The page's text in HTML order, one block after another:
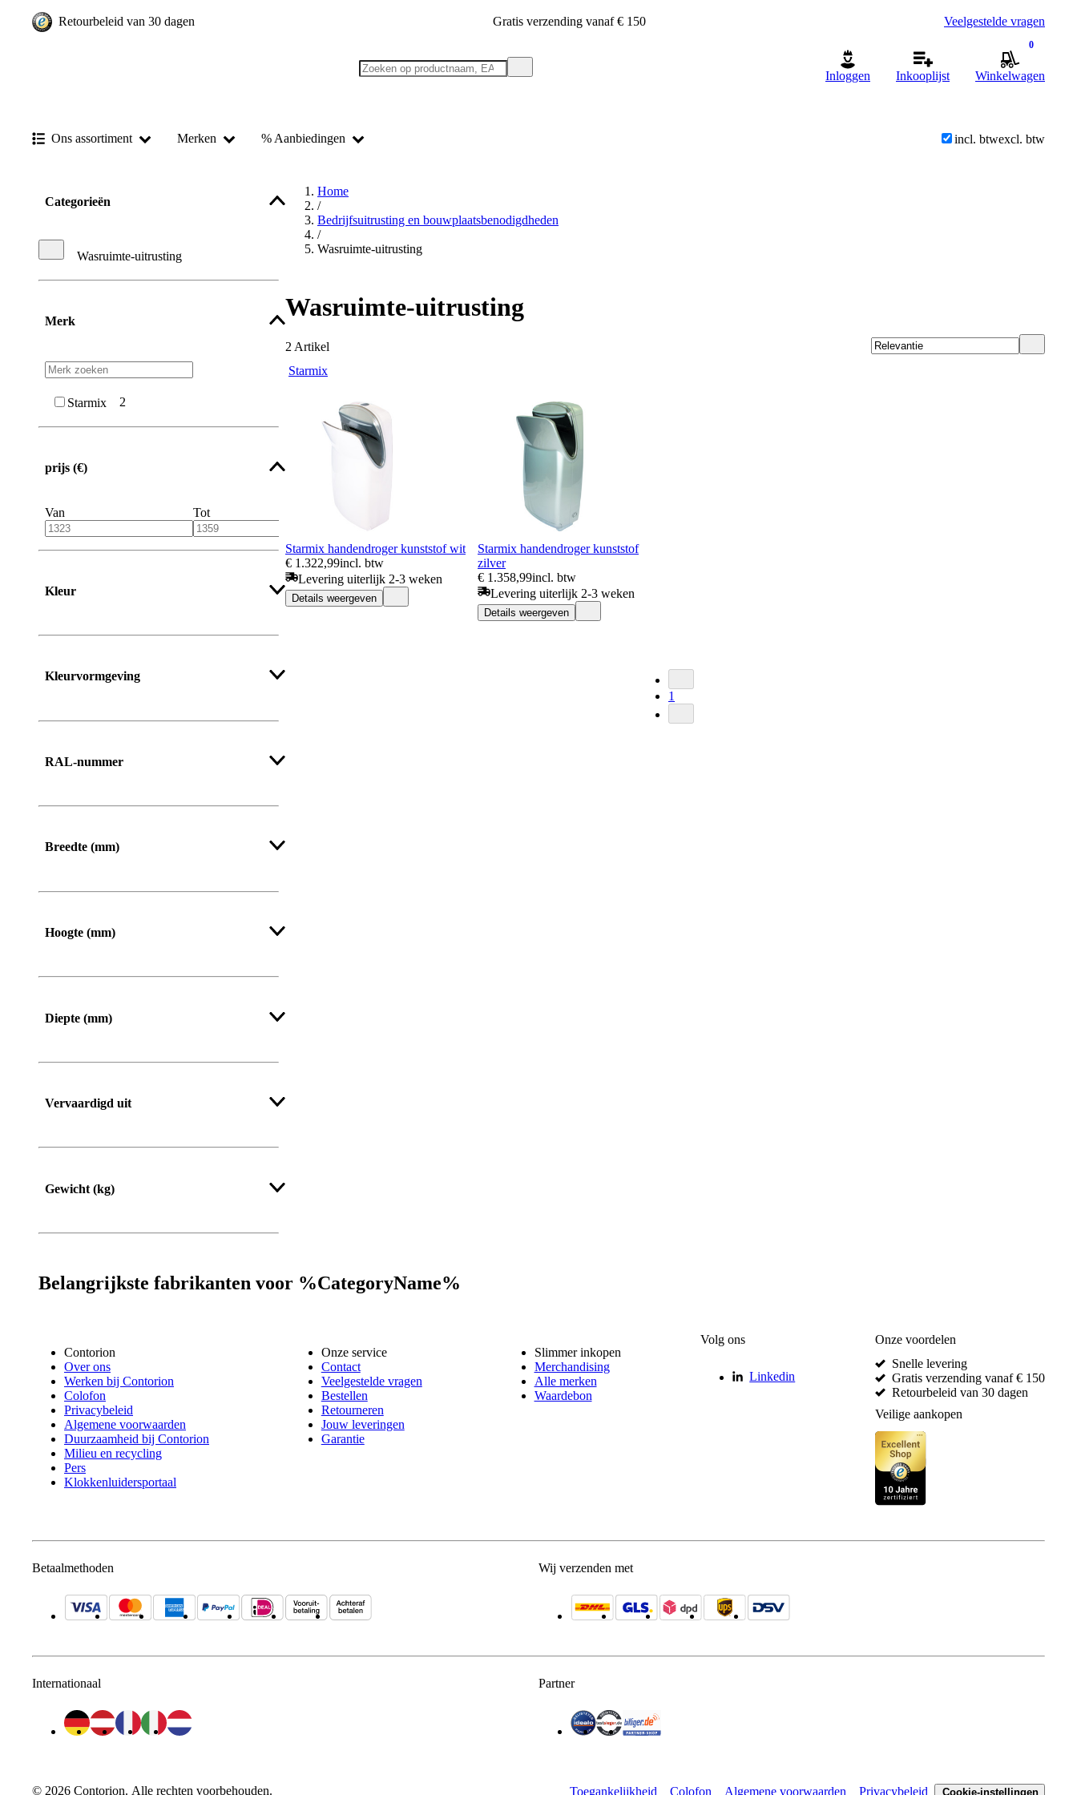
Retourbeleid van 30 dagen Gratis verzending vanaf € 150 Veelgestelde vragen
Inloggen Inkooplijst
0
Winkelwagen
Ons assortiment Merken % Aanbiedingen incl. btwexcl. btw
Categorieën
Wasruimte-uitrusting
Merk
Starmix 2
prijs (€)
Van Tot
Kleur
Kleurvormgeving
RAL-nummer
Breedte (mm)
Van Tot
Hoogte (mm)
Van Tot
Diepte (mm)
Vervaardigd uit
Gewicht (kg)
Home
/
Bedrijfsuitrusting en bouwplaatsbenodigdheden
/
Wasruimte-uitrusting
Wasruimte-uitrusting
2 Artikel
Starmix
Starmix handendroger kunststof wit
€ 1.322,99incl. btw
Levering uiterlijk 2-3 weken
Details weergeven
Starmix handendroger kunststof
zilver
€ 1.358,99incl. btw
Levering uiterlijk 2-3 weken
Details weergeven
1
Belangrijkste fabrikanten voor %CategoryName%
Contorion
Over ons
Werken bij Contorion
Colofon
Privacybeleid
Algemene voorwaarden
Duurzaamheid bij Contorion
Milieu en recycling
Pers
Klokkenluidersportaal
Onze service
Contact
Veelgestelde vragen
Bestellen
Retourneren
Jouw leveringen
Garantie
Slimmer inkopen
Merchandising
Alle merken
Waardebon
Volg ons
Linkedin
Onze voordelen
Snelle levering
Gratis verzending vanaf € 150
Retourbeleid van 30 dagen
Veilige aankopen
Betaalmethoden Wij verzenden met
Internationaal Partner
© 2026 Contorion. Alle rechten voorbehouden. Toegankelijkheid Colofon Algemene voorwaarden Privacybeleid Cookie-instellingen